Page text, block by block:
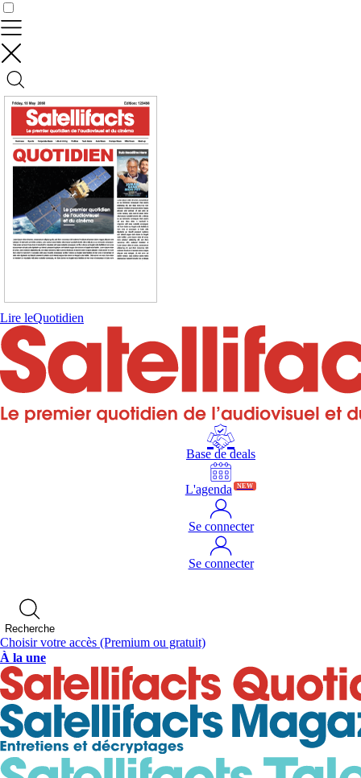
Lire leQuotidien
Base de deals
L'agenda NEW
Se connecter
Se connecter
Recherche
Choisir votre accès (Premium ou gratuit)
À la une
Contrôler vos données